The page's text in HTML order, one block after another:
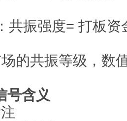
共振强度= 打板
的共振等级，数
号含义